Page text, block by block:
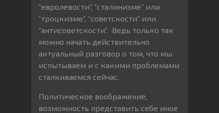
“евролевости”, “сталинизме” или
“троцкизме”, “советскости” или
“антисоветскости”. Ведь только так
можно начать действительно
актуальный разговор о том, что мы
испытываем и с какими проблемами
сталкиваемся сейчас.
Политическое воображение,
возможность представить себе иное